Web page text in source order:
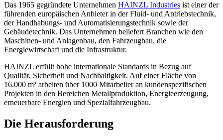
Das 1965 gegründete Unternehmen HAINZL Industries ist einer der
führenden europäischen Anbieter in der Fluid- und Antriebstechnik,
der Handhabungs- und Automatisierungstechnik sowie der
Gebäudetechnik. Das Unternehmen beliefert Branchen wie den
Maschinen- und Anlagenbau, den Fahrzeugbau, die
Energiewirtschaft und die Infrastruktur.
HAINZL erfüllt hohe internationale Standards in Bezug auf
Qualität, Sicherheit und Nachhaltigkeit. Auf einer Fläche von
16.000 m² arbeiten über 1000 Mitarbeiter an kundenspezifischen
Projekten in den Bereichen Metallproduktion, Energieerzeugung,
erneuerbare Energien und Spezialfahrzeugbau.
Die Herausforderung